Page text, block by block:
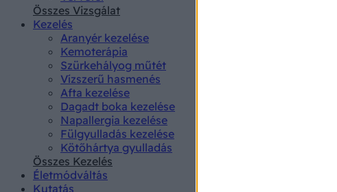
Összes Vizsgálat
Kezelés
Aranyér kezelése
Kemoterápia
Szürkehályog műtét
Vízszerű hasmenés
Afta kezelése
Dagadt boka kezelése
Napallergia kezelése
Fülgyulladás kezelése
Kötőhártya gyulladás
Összes Kezelés
Életmódváltás
Kutatás